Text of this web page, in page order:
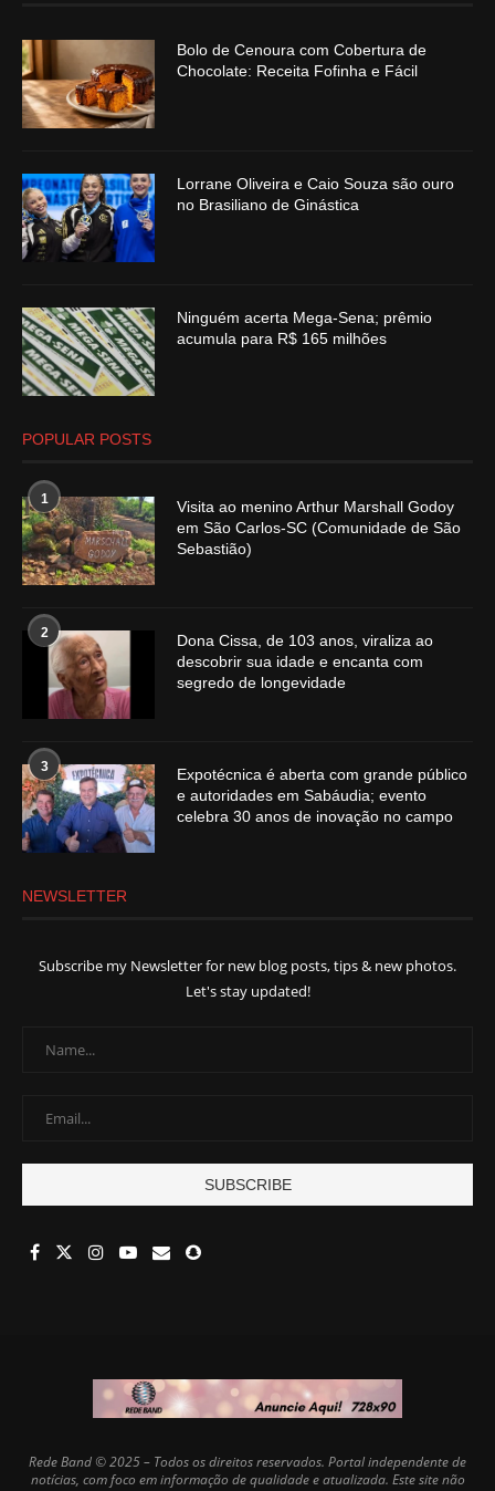
Bolo de Cenoura com Cobertura de
Chocolate: Receita Fofinha e Fácil
Lorrane Oliveira e Caio Souza são ouro
no Brasiliano de Ginástica
Ninguém acerta Mega-Sena; prêmio
acumula para R$ 165 milhões
POPULAR POSTS
1
Visita ao menino Arthur Marshall Godoy
em São Carlos-SC (Comunidade de São
Sebastião)
2
Dona Cissa, de 103 anos, viraliza ao
descobrir sua idade e encanta com
segredo de longevidade
3
Expotécnica é aberta com grande público
e autoridades em Sabáudia; evento
celebra 30 anos de inovação no campo
NEWSLETTER
Subscribe my Newsletter for new blog posts, tips & new photos.
Let's stay updated!
Rede Band © 2025 – Todos os direitos reservados. Portal independente de
notícias, com foco em informação de qualidade e atualizada. Este site não